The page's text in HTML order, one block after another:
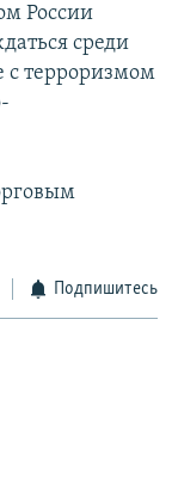
России
среди
с терроризмом
Подпишитесь